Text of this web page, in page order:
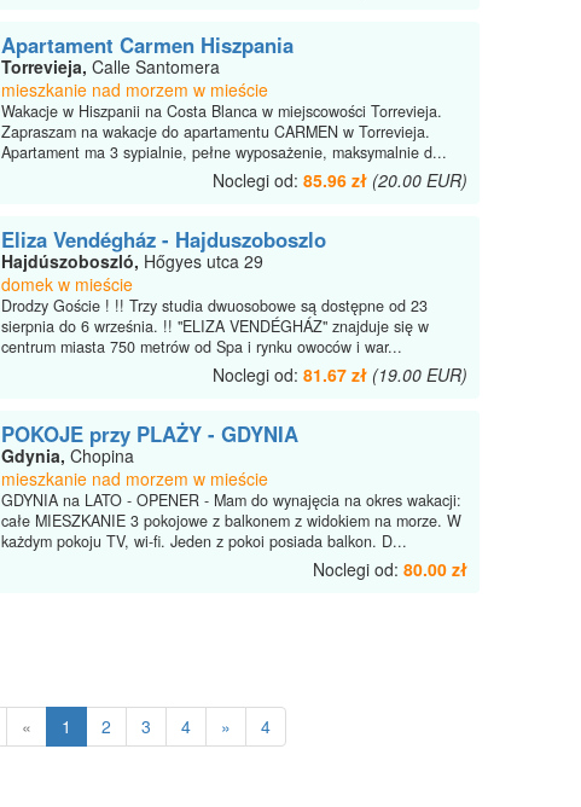
Apartament Carmen Hiszpania
Torrevieja, Calle Santomera
mieszkanie nad morzem w mieście
Wakacje w Hiszpanii na Costa Blanca w miejscowości Torrevieja.
Zapraszam na wakacje do apartamentu CARMEN w Torrevieja.
Apartament ma 3 sypialnie, pełne wyposażenie, maksymalnie d...
Noclegi od: 85.96 zł (20.00 EUR)
Eliza Vendégház - Hajduszoboszlo
Hajdúszoboszló, Hőgyes utca 29
domek w mieście
Drodzy Goście ! !! Trzy studia dwuosobowe są dostępne od 23
sierpnia do 6 września. !! "ELIZA VENDÉGHÁZ" znajduje się w
centrum miasta 750 metrów od Spa i rynku owoców i war...
Noclegi od: 81.67 zł (19.00 EUR)
POKOJE przy PLAŻY - GDYNIA
Gdynia, Chopina
mieszkanie nad morzem w mieście
GDYNIA na LATO - OPENER - Mam do wynajęcia na okres wakacji:
całe MIESZKANIE 3 pokojowe z balkonem z widokiem na morze. W
każdym pokoju TV, wi-fi. Jeden z pokoi posiada balkon. D...
Noclegi od: 80.00 zł
« 1 2 3 4 » 4